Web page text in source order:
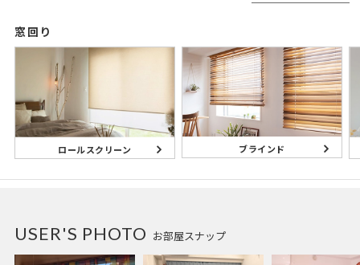
窓回り
ロールスクリーン ブラインド
お部屋スナップ
USER'S PHOTO